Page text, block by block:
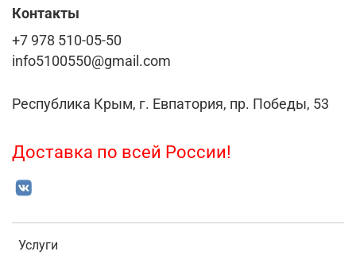
Услуги
Контакты
+7 978 510-05-50
info5100550@gmail.com
Республика Крым, г. Евпатория, пр. Победы, 53
Доставка по всей России!